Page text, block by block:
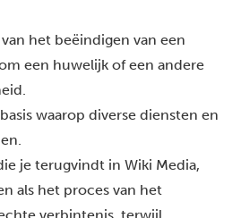
het beëindigen van een
een huwelijk of een andere
waarop diverse diensten en
je terugvindt in Wiki Media,
als het proces van het